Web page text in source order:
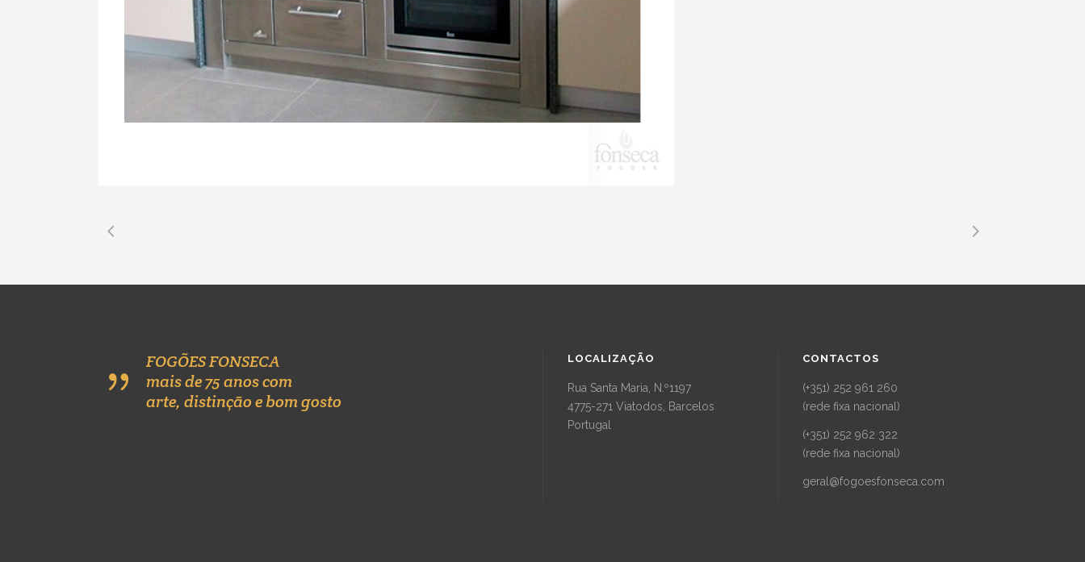
FOGÕES FONSECA
mais de 75 anos com
arte, distinção e bom gosto
LOCALIZAÇÃO
Rua Santa Maria, N.º1197
4775-271 Viatodos, Barcelos
Portugal
CONTACTOS
(+351) 252 961 260
(rede fixa nacional)
(+351) 252 962 322
(rede fixa nacional)
geral@fogoesfonseca.com